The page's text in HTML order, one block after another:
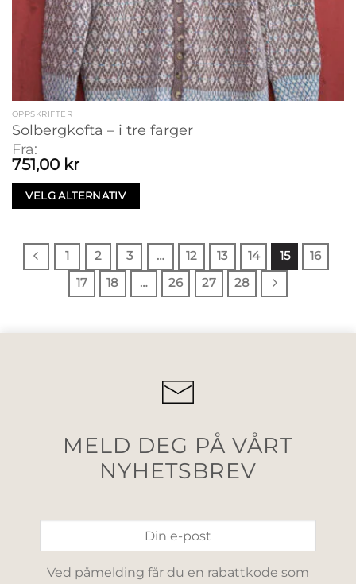
OPPSKRIFTER
Solbergkofta – i tre farger
Fra:
751,00 kr
VELG ALTERNATIV
1 2 3 … 12 13 14 15
16
17
18 … 26 27 28
MELD DEG PÅ VÅRT
NYHETSBREV
Ved påmelding får du en rabattkode som